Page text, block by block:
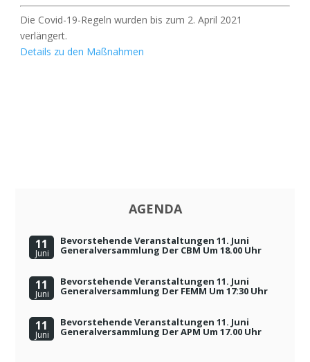
Die Covid-19-Regeln wurden bis zum 2. April 2021
verlängert.
Details zu den Maßnahmen
AGENDA
11
Juni
Bevorstehende Veranstaltungen 11. Juni
Generalversammlung Der CBM Um 18.00 Uhr
11
Juni
Bevorstehende Veranstaltungen 11. Juni
Generalversammlung Der FEMM Um 17:30 Uhr
11
Juni
Bevorstehende Veranstaltungen 11. Juni
Generalversammlung Der APM Um 17.00 Uhr